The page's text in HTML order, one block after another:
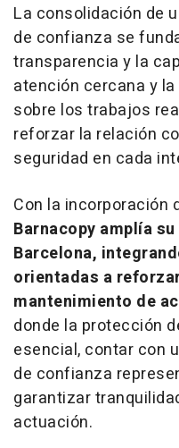
La consolidación de
de confianza se
transparencia y la
atención cercana y
sobre los trabajos
reforzar la relación
seguridad en cada
Con la incorporación
Barnacopy amplía
Barcelona,
orientadas a
mantenimiento de
donde la protección
esencial, contar con
de confianza
garantizar
actuación.